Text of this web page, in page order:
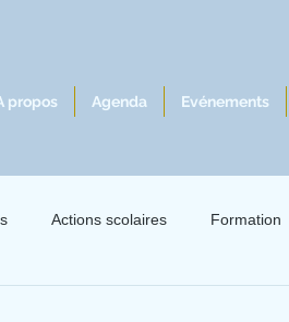
propos Agenda Evénements
Actions scolaires Formation